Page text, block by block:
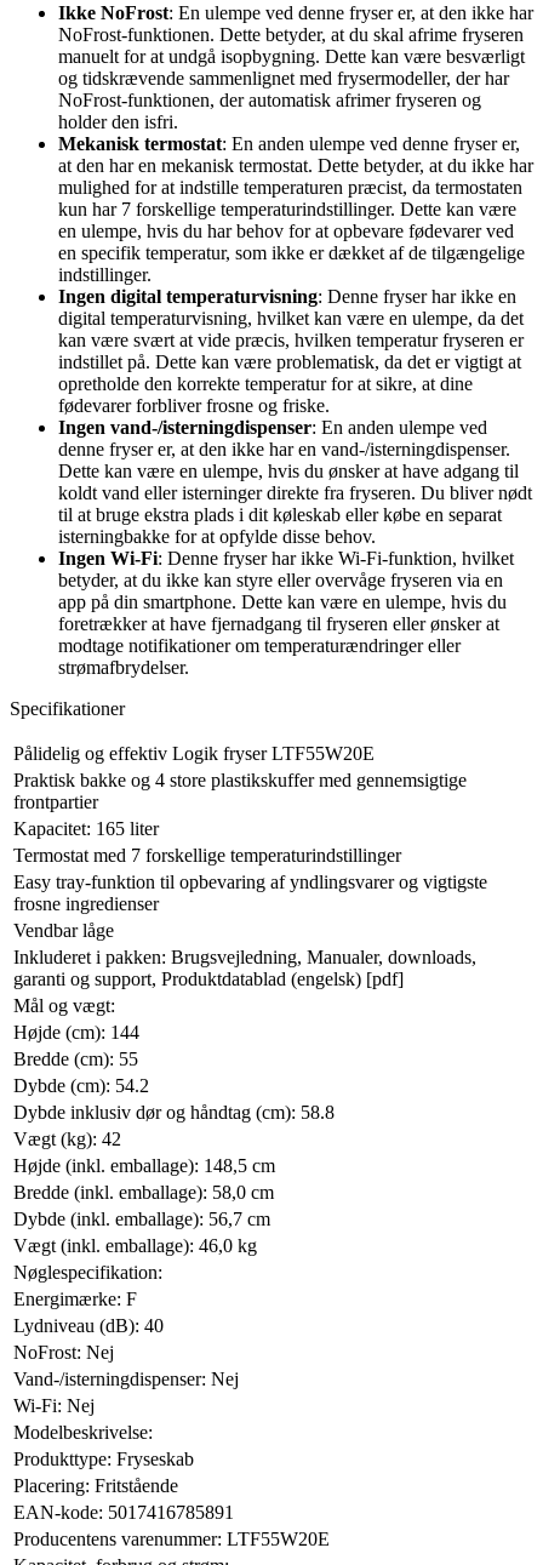
Ikke NoFrost: En ulempe ved denne fryser er, at den ikke har
NoFrost-funktionen. Dette betyder, at du skal afrime fryseren
manuelt for at undgå isopbygning. Dette kan være besværligt
og tidskrævende sammenlignet med frysermodeller, der har
NoFrost-funktionen, der automatisk afrimer fryseren og
holder den isfri.
Mekanisk termostat: En anden ulempe ved denne fryser er,
at den har en mekanisk termostat. Dette betyder, at du ikke har
mulighed for at indstille temperaturen præcist, da termostaten
kun har 7 forskellige temperaturindstillinger. Dette kan være
en ulempe, hvis du har behov for at opbevare fødevarer ved
en specifik temperatur, som ikke er dækket af de tilgængelige
indstillinger.
Ingen digital temperaturvisning: Denne fryser har ikke en
digital temperaturvisning, hvilket kan være en ulempe, da det
kan være svært at vide præcis, hvilken temperatur fryseren er
indstillet på. Dette kan være problematisk, da det er vigtigt at
opretholde den korrekte temperatur for at sikre, at dine
fødevarer forbliver frosne og friske.
Ingen vand-/isterningdispenser: En anden ulempe ved
denne fryser er, at den ikke har en vand-/isterningdispenser.
Dette kan være en ulempe, hvis du ønsker at have adgang til
koldt vand eller isterninger direkte fra fryseren. Du bliver nødt
til at bruge ekstra plads i dit køleskab eller købe en separat
isterningbakke for at opfylde disse behov.
Ingen Wi-Fi: Denne fryser har ikke Wi-Fi-funktion, hvilket
betyder, at du ikke kan styre eller overvåge fryseren via en
app på din smartphone. Dette kan være en ulempe, hvis du
foretrækker at have fjernadgang til fryseren eller ønsker at
modtage notifikationer om temperaturændringer eller
strømafbrydelser.
Specifikationer
Pålidelig og effektiv Logik fryser LTF55W20E
Praktisk bakke og 4 store plastikskuffer med gennemsigtige
frontpartier
Kapacitet: 165 liter
Termostat med 7 forskellige temperaturindstillinger
Easy tray-funktion til opbevaring af yndlingsvarer og vigtigste
frosne ingredienser
Vendbar låge
Inkluderet i pakken: Brugsvejledning, Manualer, downloads,
garanti og support, Produktdatablad (engelsk) [pdf]
Mål og vægt:
Højde (cm): 144
Bredde (cm): 55
Dybde (cm): 54.2
Dybde inklusiv dør og håndtag (cm): 58.8
Vægt (kg): 42
Højde (inkl. emballage): 148,5 cm
Bredde (inkl. emballage): 58,0 cm
Dybde (inkl. emballage): 56,7 cm
Vægt (inkl. emballage): 46,0 kg
Nøglespecifikation:
Energimærke: F
Lydniveau (dB): 40
NoFrost: Nej
Vand-/isterningdispenser: Nej
Wi-Fi: Nej
Modelbeskrivelse:
Produkttype: Fryseskab
Placering: Fritstående
EAN-kode: 5017416785891
Producentens varenummer: LTF55W20E